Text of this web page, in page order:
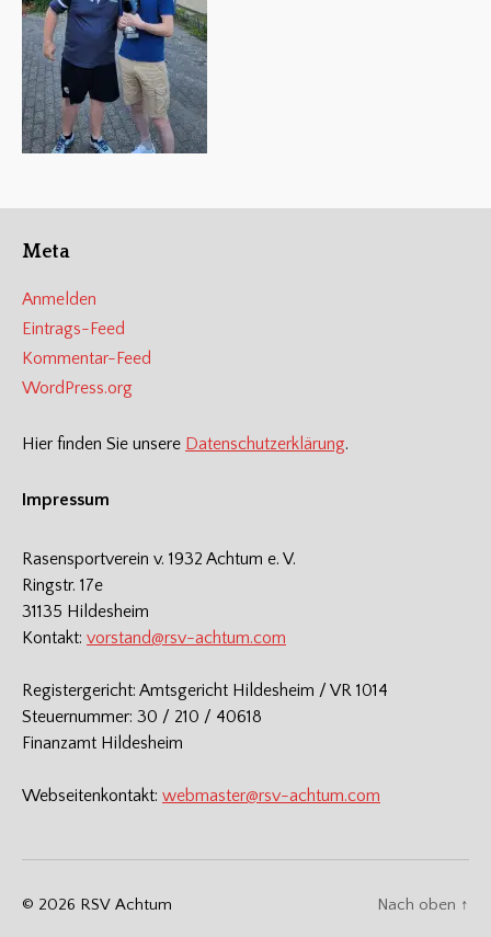
Meta
Anmelden
Eintrags-Feed
Kommentar-Feed
WordPress.org
Hier finden Sie unsere Datenschutzerklärung.
Impressum
Rasensportverein v. 1932 Achtum e. V.
Ringstr. 17e
31135 Hildesheim
Kontakt: vorstand@rsv-achtum.com
Registergericht: Amtsgericht Hildesheim / VR 1014
Steuernummer: 30 / 210 / 40618
Finanzamt Hildesheim
Webseitenkontakt: webmaster@rsv-achtum.com
© 2026 RSV Achtum Nach oben ↑